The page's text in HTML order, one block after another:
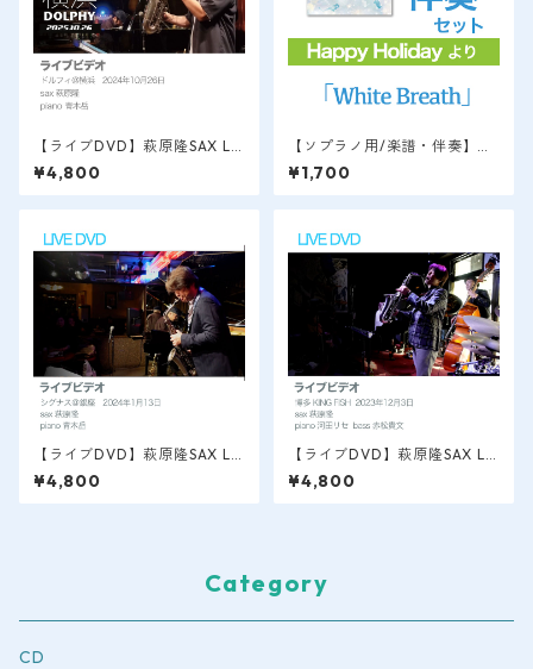
【ライブDVD】萩原隆SAX LI
VE VIDEO / 横浜＠Dolphy 2
024.10.26.
¥4,800
【ソプラノ用/楽譜・伴奏】
「White Breath」ソプラノサ
ックス用 Happy Holidayよ
¥1,700
【ライブDVD】萩原隆SAX LI
VE VIDEO / 銀座＠シグナス
2024.1
¥4,800
【ライブDVD】萩原隆SAX LI
VE VIDEO / 博多 2023.12 初
ソロライブ/アンプラグド
¥4,800
Category
CD